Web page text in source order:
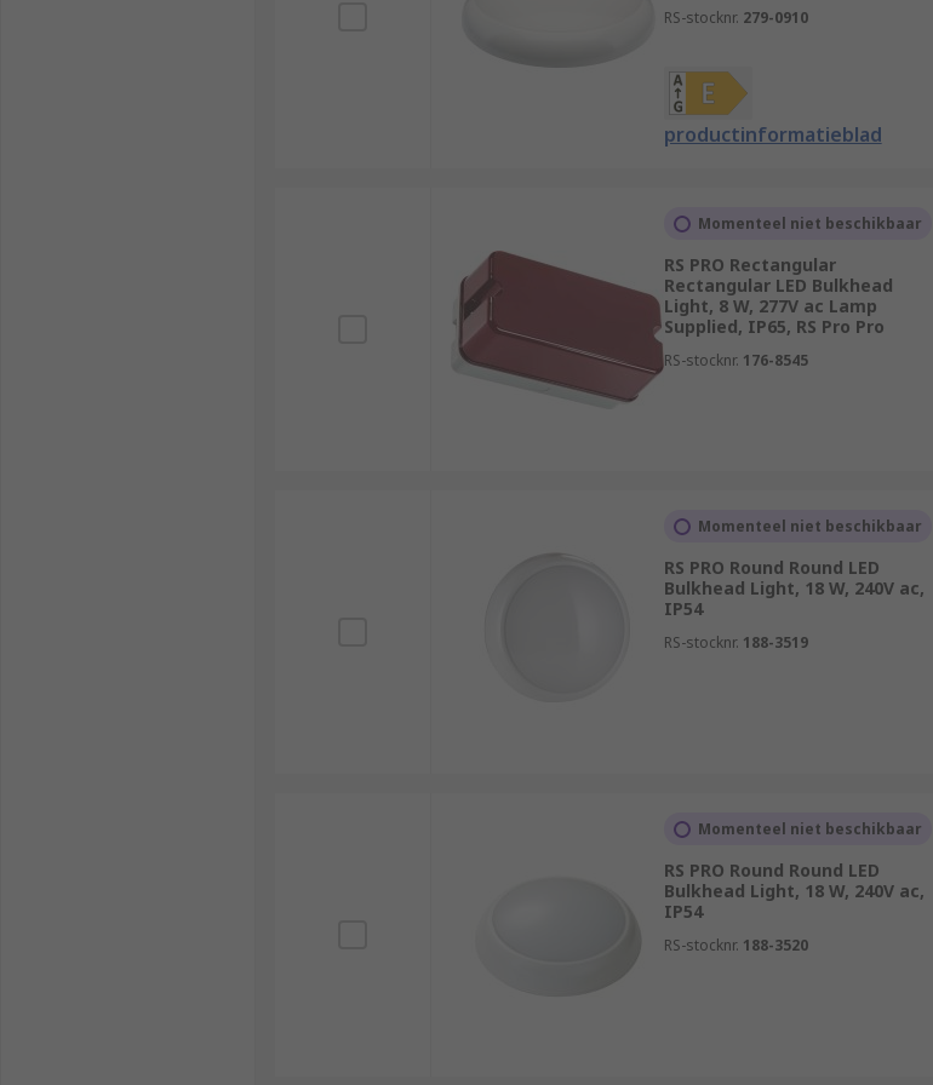
RS-stocknr. 279-0910
productinformatieblad
Momenteel niet beschikbaar
RS PRO Rectangular
Rectangular LED Bulkhead
Light, 8 W, 277V ac Lamp
Supplied, IP65, RS Pro Pro
RS-stocknr. 176-8545
Momenteel niet beschikbaar
RS PRO Round Round LED
Bulkhead Light, 18 W, 240V ac,
IP54
RS-stocknr. 188-3519
Momenteel niet beschikbaar
RS PRO Round Round LED
Bulkhead Light, 18 W, 240V ac,
IP54
RS-stocknr. 188-3520